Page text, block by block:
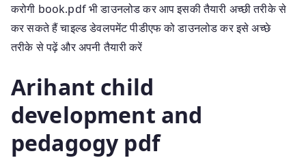
करोगी book.pdf भी डाउनलोड कर आप इसकी तैयारी अच्छी तरीके से
कर सकते हैं चाइल्ड डेवलपमेंट पीडीएफ को डाउनलोड कर इसे अच्छे
तरीके से पढ़ें और अपनी तैयारी करें
Arihant child
development and
pedagogy pdf